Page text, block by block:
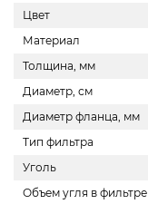
Цвет
Материал
Толщина, мм
Диаметр, см
Диаметр фланца, мм
Тип фильтра
Уголь
Объем угля в фильтре